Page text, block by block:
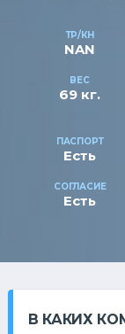
ТР/КН
NAN
ВЕС
69 кг.
ПАСПОРТ
Есть
СОГЛАСИЕ
Есть
В КАКИХ